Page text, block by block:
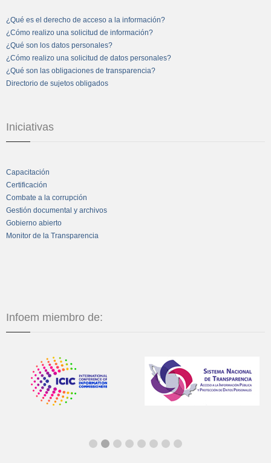
¿Qué es el derecho de acceso a la información?
¿Cómo realizo una solicitud de información?
¿Qué son los datos personales?
¿Cómo realizo una solicitud de datos personales?
¿Qué son las obligaciones de transparencia?
Directorio de sujetos obligados
Iniciativas
Capacitación
Certificación
Combate a la corrupción
Gestión documental y archivos
Gobierno abierto
Monitor de la Transparencia
Infoem miembro de: